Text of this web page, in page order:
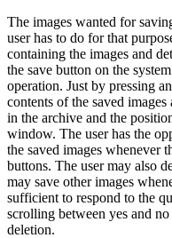
The images wanted for
user has to do for that
containing the images and
the save button on the
operation. Just by pressing
contents of the saved
in the archive and the
window. The user has the
the saved images whenever
buttons. The user may also
may save other images
sufficient to respond to the
scrolling between yes and
deletion.